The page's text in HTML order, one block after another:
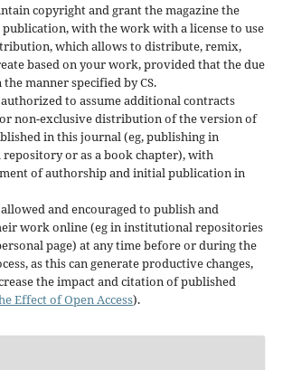
copyright and grant the magazine the
with the work with a license to use
which allows to distribute, remix,
based on your work, provided that the due
manner specified by CS.
to assume additional contracts
non-exclusive distribution of the version of
in this journal (eg, publishing in
or as a book chapter), with
of authorship and initial publication in
and encouraged to publish and
work online (eg in institutional repositories
page) at any time before or during the
as this can generate productive changes,
the impact and citation of published
Effect of Open Access).